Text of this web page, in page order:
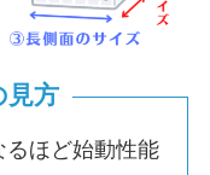
見方
ほど始動性能